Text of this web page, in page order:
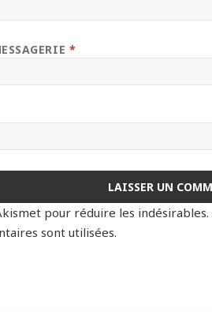
*
pour réduire les indésirables.
sont utilisées.